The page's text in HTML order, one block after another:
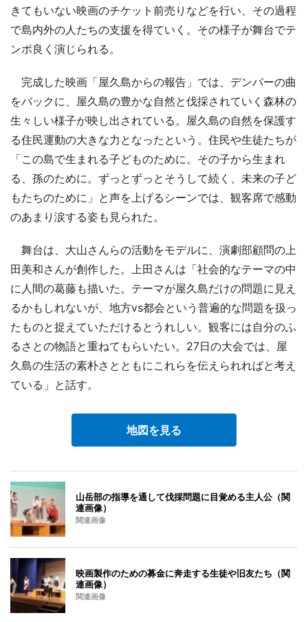
きてもいない映画のチケット前売りなどを行い、その過程
で島内外の人たちの支援を得ていく。その様子が舞台でテ
ンポ良く演じられる。
完成した映画「屋久島からの報告」では、デンバーの曲
をバックに、屋久島の豊かな自然と伐採されていく森林の
生々しい様子が映し出されている。屋久島の自然を保護す
る住民運動の大きな力となったという。住民や生徒たちが
「この島で生まれる子どものために。その子から生まれ
る、孫のために。ずっとずっとそうして続く、未来の子ど
もたちのために」と声を上げるシーンでは、観客席で感動
のあまり涙する姿も見られた。
舞台は、大山さんらの活動をモデルに、演劇部顧問の上
田美和さんが創作した。上田さんは「社会的なテーマの中
に人間の葛藤も描いた。テーマが屋久島だけの問題に見え
るかもしれないが、地方vs都会という普遍的な問題を扱っ
たものと捉えていただけるとうれしい。観客には自分のふ
るさとの物語と重ねてもらいたい。27日の大会では、屋
久島の生活の素朴さとともにこれらを伝えられればと考え
ている」と話す。
地図を見る
山岳部の指導を通して伐採問題に目覚める主人公（関
連画像）
関連画像
映画製作のための募金に奔走する生徒や旧友たち（関
連画像）
関連画像